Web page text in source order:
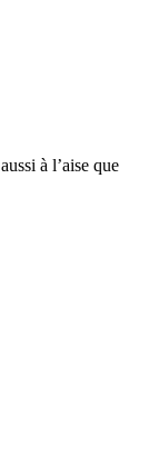
à l’aise que